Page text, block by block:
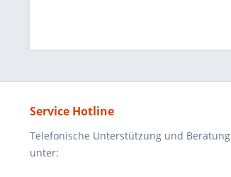
Service Hotline
Telefonische Unterstützung und Beratung
unter: